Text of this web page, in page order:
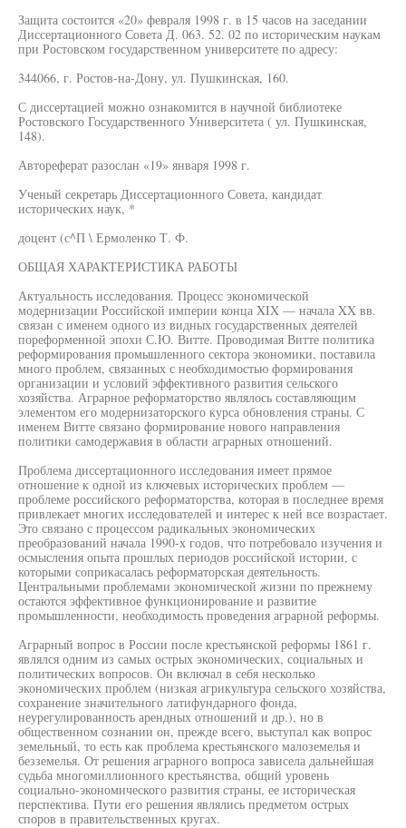
Защита состоится «20» февраля 1998 г. в 15 часов на заседании
Диссертационного Совета Д. 063. 52. 02 по историческим наукам
при Ростовском государственном университете по адресу:
344066, г. Ростов-на-Дону, ул. Пушкинская, 160.
С диссертацией можно ознакомится в научной библиотеке
Ростовского Государственного Университета ( ул. Пушкинская,
148).
Автореферат разослан «19» января 1998 г.
Ученый секретарь Диссертационного Совета, кандидат
исторических наук, *
доцент (с^П \ Ермоленко Т. Ф.
ОБЩАЯ ХАРАКТЕРИСТИКА РАБОТЫ
Актуальность исследования. Процесс экономической
модернизации Российской империи конца XIX — начала XX вв.
связан с именем одного из видных государственных деятелей
пореформенной эпохи С.Ю. Витте. Проводимая Витте политика
реформирования промышленного сектора экономики, поставила
много проблем, связанных с необходимостью формирования
организации и условий эффективного развития сельского
хозяйства. Аграрное реформаторство являлось составляющим
элементом его модернизаторского курса обновления страны. С
именем Витте связано формирование нового направления
политики самодержавия в области аграрных отношений.
Проблема диссертационного исследования имеет прямое
отношение к одной из ключевых исторических проблем —
проблеме российского реформаторства, которая в последнее время
привлекает многих исследователей и интерес к ней все возрастает.
Это связано с процессом радикальных экономических
преобразований начала 1990-х годов, что потребовало изучения и
осмысления опыта прошлых периодов российской истории, с
которыми соприкасалась реформаторская деятельность.
Центральными проблемами экономической жизни по прежнему
остаются эффективное функционирование и развитие
промышленности, необходимость проведения аграрной реформы.
Аграрный вопрос в России после крестьянской реформы 1861 г.
являлся одним из самых острых экономических, социальных и
политических вопросов. Он включал в себя несколько
экономических проблем (низкая агрикультура сельского хозяйства,
сохранение значительного латифундарного фонда,
неурегулированность арендных отношений и др.), но в
общественном сознании он, прежде всего, выступал как вопрос
земельный, то есть как проблема крестьянского малоземелья и
безземелья. От решения аграрного вопроса зависела дальнейшая
судьба многомиллионного крестьянства, общий уровень
социально-экономического развития страны, ее историческая
перспектива. Пути его решения являлись предметом острых
споров в правительственных кругах.